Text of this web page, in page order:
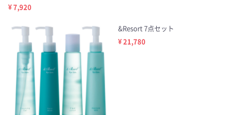
¥ 7,920
&Resort 7点セット
¥ 21,780